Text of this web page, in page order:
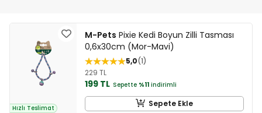
Hızlı Teslimat
M-Pets Pixie Kedi Boyun Zilli Tasması
0,6x30cm (Mor-Mavi)
5,0 1
229 TL
199 TL Sepette %11 indirimli
Sepete Ekle